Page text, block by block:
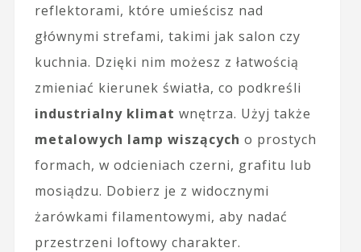
reflektorami, które umieścisz nad
głównymi strefami, takimi jak salon czy
kuchnia. Dzięki nim możesz z łatwością
zmieniać kierunek światła, co podkreśli
industrialny klimat wnętrza. Użyj także
metalowych lamp wiszących o prostych
formach, w odcieniach czerni, grafitu lub
mosiądzu. Dobierz je z widocznymi
żarówkami filamentowymi, aby nadać
przestrzeni loftowy charakter.